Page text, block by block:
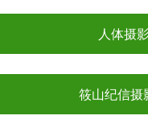
人体摄
筱山纪信摄